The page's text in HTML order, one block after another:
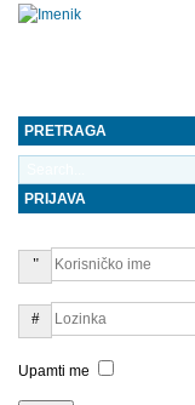
PRETRAGA
PRIJAVA
Upamti me